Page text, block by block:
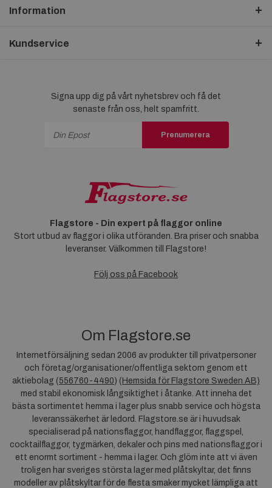
Information
Kundservice
Signa upp dig på vårt nyhetsbrev och få det
senaste från oss, helt spamfritt.
Prenumerera
Flagstore - Din expert på flaggor online
Stort utbud av flaggor i olika utföranden. Bra priser och snabba
leveranser. Välkommen till Flagstore!
Följ oss på Facebook
Om Flagstore.se
Internetförsäljning sedan 2006 av produkter till privatpersoner
och företag/organisationer/offentliga sektorn genom ett
aktiebolag (556760-4490) ( Hemsida för Flagstore Sweden AB)
med stabil ekonomisk långsiktighet i åtanke. Att inneha det
bästa sortimentet hemma i lager plus snabb service och högsta
leveranssäkerhet är ledord. Flagstore.se är i huvudsak
specialiserad på nationsflaggor, handflaggor, flaggspel,
cocktailflaggor, tygmärken, dekaler och pins med nationsflaggor i
ett enormt sortiment - hemma i lager. Och glöm inte att vi även
troligen har sveriges största lager med plåtskyltar, det finns
modeller av plåtskyltar för de flesta smaker mycket lämpliga att